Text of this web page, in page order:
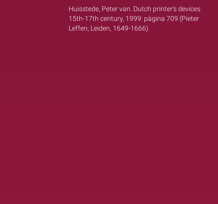
Huisstede, Peter van. Dutch printer's devices
15th-17th century, 1999: pàgina 709 (Pieter
Leffen; Leiden, 1649-1666)